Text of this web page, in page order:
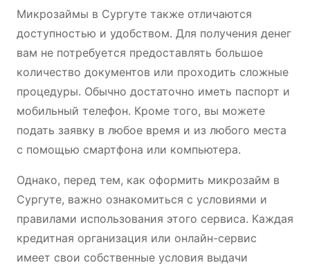
Микрозаймы в Сургуте также отличаются
доступностью и удобством. Для получения денег
вам не потребуется предоставлять большое
количество документов или проходить сложные
процедуры. Обычно достаточно иметь паспорт и
мобильный телефон. Кроме того, вы можете
подать заявку в любое время и из любого места
с помощью смартфона или компьютера.
Однако, перед тем, как оформить микрозайм в
Сургуте, важно ознакомиться с условиями и
правилами использования этого сервиса. Каждая
кредитная организация или онлайн-сервис
имеет свои собственные условия выдачи